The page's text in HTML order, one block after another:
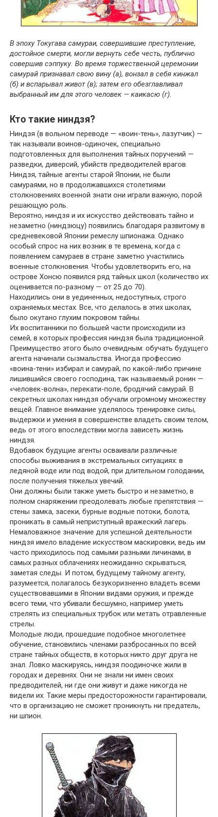
В эпоху Токугава самураи, совершившие преступление,
достойное смерти, могли вернуть себе честь, публично
совершив сэппуку. Во время торжественной церемонии
самурай признавал свою вину (а), вонзал в себя кинжал
(б) и вспарывал живот (в); затем его обезглавливал
выбранный им для этого человек — каикасю (г).
Кто такие ниндзя?
Ниндзя (в вольном переводе — «воин-тень», лазутчик) —
так называли воинов-одиночек, специально
подготовленных для выполнения тайных поручений —
разведки, диверсий, убийств предводителей врагов.
Ниндзя, тайные агенты старой Японии, не были
самураями, но в продолжавшихся столетиями
столкновениях военной знати они играли важную, порой
решающую роль.
Вероятно, ниндзя и их искусство действовать тайно и
незаметно (ниндзюцу) появились благодаря развитому в
средневековой Японии ремеслу шпионажа. Однако
особый спрос на них возник в те времена, когда с
появлением самураев в стране заметно участились
военные столкновения. Чтобы удовлетворить его, на
острове Хонсю появился ряд тайных школ (количество их
оценивается по-разному — от 25 до 70).
Находились они в уединенных, недоступных, строго
охраняемых местах. Все, что делалось в этих школах,
было окутано глухим покровом тайны.
Их воспитанники по большей части происходили из
семей, в которых профессия ниндзя была традиционной.
Преимущество этого было очевидным: обучать будущего
агента начинали сызмальства. Иногда профессию
«воина-тени» избирал и самурай, по какой-либо причине
лишившийся своего господина, так называемый ронин —
«человек-волна», перекати-поле, бродячий самурай. В
секретных школах ниндзя обучали огромному множеству
вещей. Главное внимание уделялось тренировке силы,
выдержки и умения в совершенстве владеть своим телом,
ведь от этого впоследствии могла зависеть жизнь
ниндзя.
Вдобавок будущие агенты осваивали различные
способы выживания в экстремальных ситуациях: в
ледяной воде или под водой, при длительном голодании,
после получения тяжелых увечий.
Они должны были также уметь быстро и незаметно, в
полном снаряжении преодолевать любые препятствия —
стены замка, засеки, бурные водные потоки, болота,
проникать в самый неприступный вражеский лагерь.
Немаловажное значение для успешной деятельности
ниндзя имело владение искусством маскировки, ведь им
часто приходилось под самыми разными личинами, в
самых разных облачениях неожиданно скрываться,
заметая следы. И потом, будущему тайному агенту,
разумеется, полагалось безукоризненно владеть всеми
существовавшими в Японии видами оружия, и прежде
всего теми, что убивали бесшумно, например уметь
стрелять из специальных трубок или метать отравленные
стрелы.
Молодые люди, прошедшие подобное многолетнее
обучение, становились членами разбросанных по всей
стране тайных обществ, в которых никто друг друга не
знал. Ловко маскируясь, ниндзя поодиночке жили в
городах и деревнях. Они не знали ни имен своих
предводителей, ни где они живут и даже никогда не
видели их. Такие меры предосторожности гарантировали,
что в организацию не сможет проникнуть ни предатель,
ни шпион.